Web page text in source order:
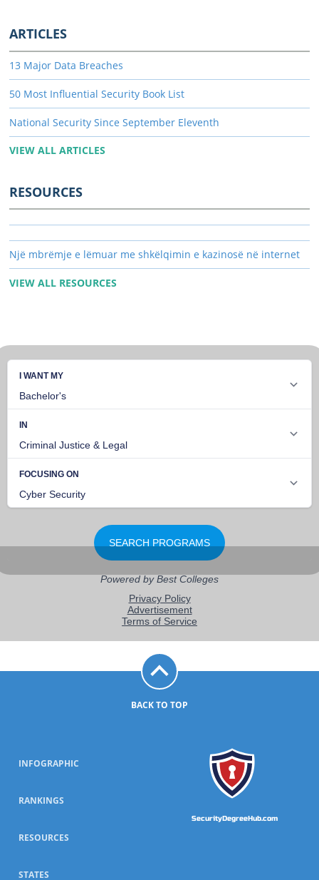
ARTICLES
13 Major Data Breaches
50 Most Influential Security Book List
National Security Since September Eleventh
VIEW ALL ARTICLES
RESOURCES
Një mbrëmje e lëmuar me shkëlqimin e kazinosë në internet
VIEW ALL RESOURCES
BACK TO TOP
SecurityDegreeHub.com
INFOGRAPHIC
RANKINGS
RESOURCES
STATES